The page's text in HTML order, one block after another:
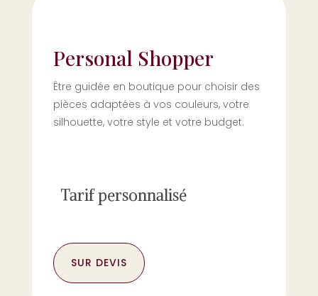
Personal Shopper
Être guidée en boutique pour choisir des
pièces adaptées à vos couleurs, votre
silhouette, votre style et votre budget.
Tarif personnalisé
SUR DEVIS